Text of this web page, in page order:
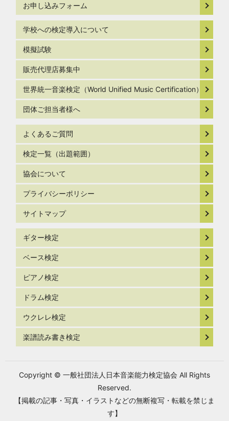
お申し込みフォーム
学校への検定導入について
模擬試験
販売代理店募集中
世界統一音楽検定（World Unified Music Certification）
団体ご担当者様へ
よくあるご質問
検定一覧（出題範囲）
協会について
プライバシーポリシー
サイトマップ
ギター検定
ベース検定
ピアノ検定
ドラム検定
ウクレレ検定
楽譜読み書き検定
Copyright © 一般社団法人日本音楽能力検定協会 All Rights
Reserved.
【掲載の記事・写真・イラストなどの無断複写・転載を禁じま
す】